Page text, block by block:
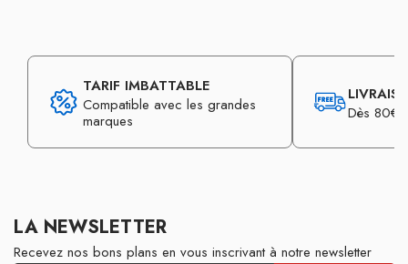
TARIF IMBATTABLE
Compatible avec les grandes
marques
Dès 80€
LA NEWSLETTER
Recevez nos bons plans en vous inscrivant à notre newsletter